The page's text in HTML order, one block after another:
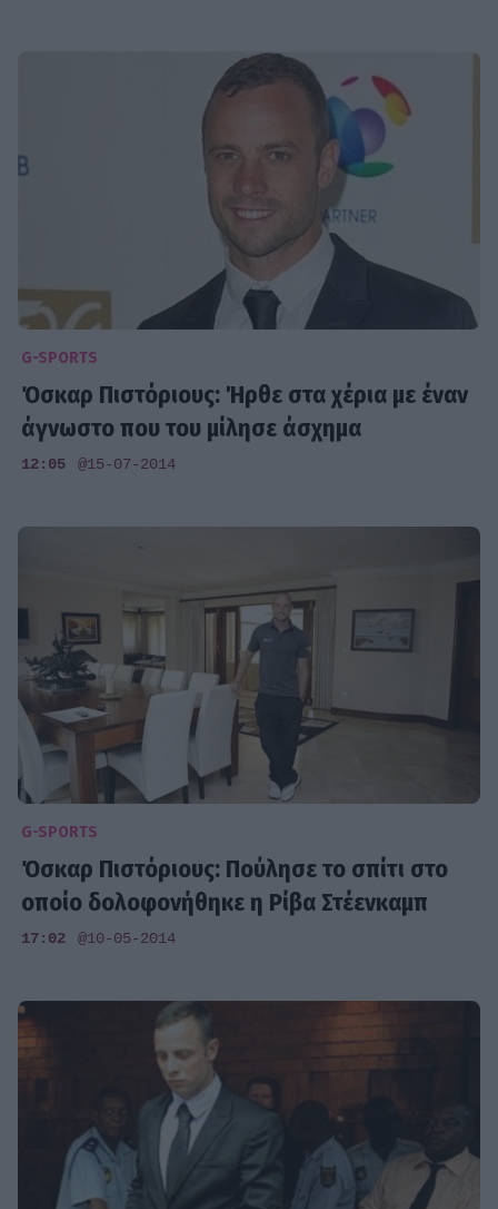
G-SPORTS
Όσκαρ Πιστόριους: Ήρθε στα χέρια με έναν
άγνωστο που του μίλησε άσχημα
12:05 @15-07-2014
G-SPORTS
Όσκαρ Πιστόριους: Πούλησε το σπίτι στο
οποίο δολοφονήθηκε η Ρίβα Στέενκαμπ
17:02 @10-05-2014